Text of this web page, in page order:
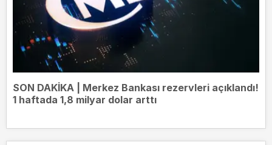
SON DAKİKA | Merkez Bankası rezervleri açıklandı!
1 haftada 1,8 milyar dolar arttı